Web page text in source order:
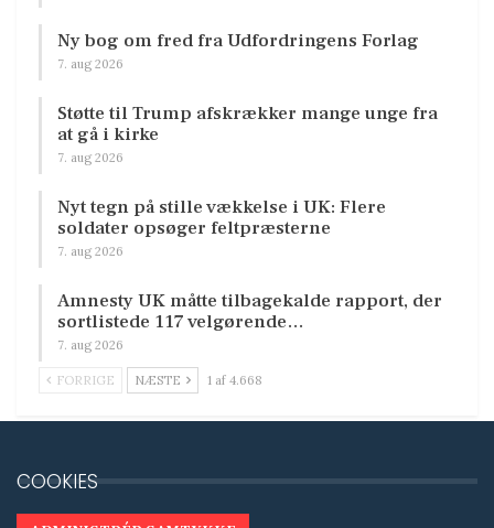
Ny bog om fred fra Udfordringens Forlag
7. aug 2026
Støtte til Trump afskrækker mange unge fra
at gå i kirke
7. aug 2026
Nyt tegn på stille vækkelse i UK: Flere
soldater opsøger feltpræsterne
7. aug 2026
Amnesty UK måtte tilbagekalde rapport, der
sortlistede 117 velgørende…
7. aug 2026
FORRIGE NÆSTE 1 af 4.668
COOKIES